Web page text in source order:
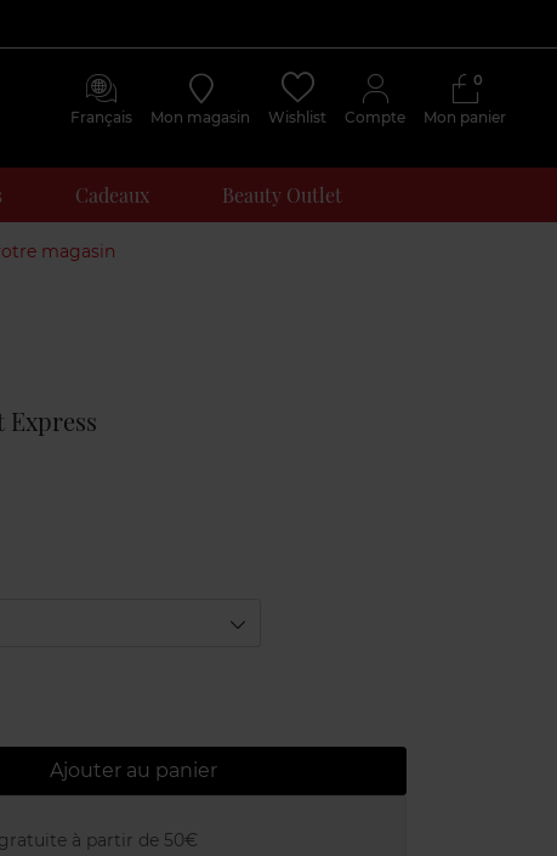
Français Mon magasin Wishlist Compte Mon panier
0
Cadeaux Beauty Outlet
magasin
Express
Ajouter au panier
à partir de 50€